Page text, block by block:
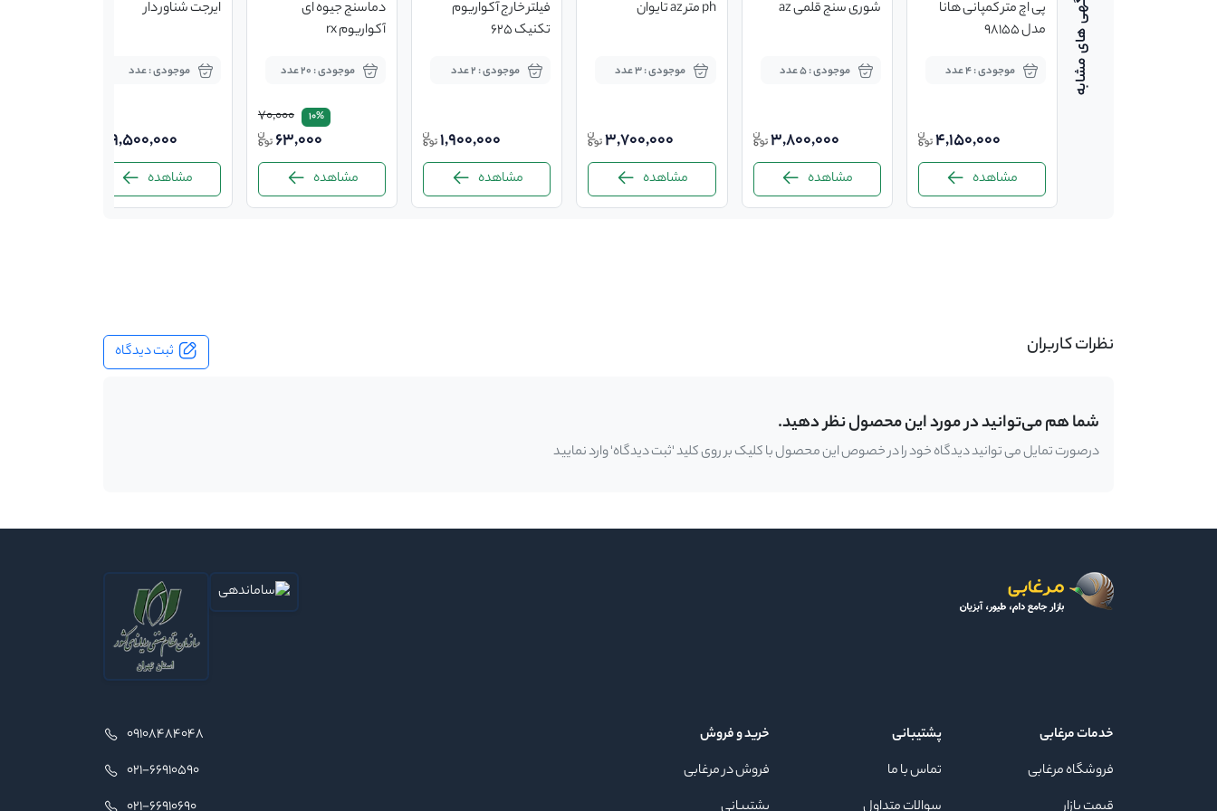
پی اچ متر کمپانی هانا
مدل 98155
موجودی : 4 عدد
4,150,000
مشاهده
شوری سنج قلمی az
موجودی : 5 عدد
3,800,000
مشاهده
ph متر az تایوان
موجودی : 3 عدد
3,700,000
مشاهده
فیلتر خارج آکواریوم
تکنیک ۶۲۵
موجودی : 2 عدد
1,900,000
مشاهده
دماسنج جیوه ای
آکواریوم rx
موجودی : 20 عدد
10%
70,000
63,000
مشاهده
ایرجت شناور دار
موجودی : عدد
9,500,000
مشاهده
نظرات کاربران ثبت دیدگاه
شما هم می‌توانید در مورد این محصول نظر دهید.
درصورت تمایل می توانید دیدگاه خود را در خصوص این محصول با کلیک بر روی کلید 'ثبت دیدگاه' وارد نمایید
خدمات مرغابی
فروشگاه مرغابی
پشتیبانی
تماس با ما
خرید و فروش
فروش در مرغابی
09108484048
021-66910590